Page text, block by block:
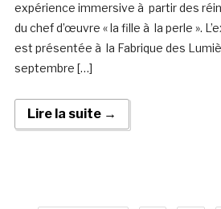
expérience immersive à partir des
du chef d’œuvre « la fille à la perle ».
est présentée à la Fabrique des
septembre […]
Lire la suite →